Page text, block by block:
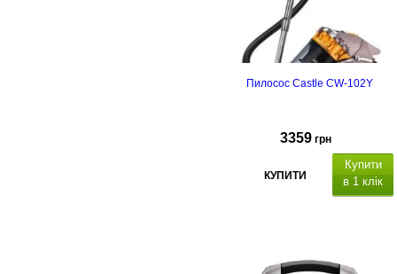
Пилосос Castle CW-102Y
3359 грн
КУПИТИ
Купити
в 1 клік